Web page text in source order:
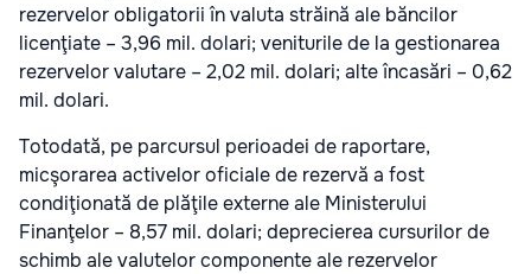
rezervelor obligatorii în valuta străină ale băncilor
licenţiate – 3,96 mil. dolari; veniturile de la gestionarea
rezervelor valutare – 2,02 mil. dolari; alte încasări – 0,62
mil. dolari.
Totodată, pe parcursul perioadei de raportare,
micşorarea activelor oficiale de rezervă a fost
condiţionată de plăţile externe ale Ministerului
Finanţelor – 8,57 mil. dolari; deprecierea cursurilor de
schimb ale valutelor componente ale rezervelor